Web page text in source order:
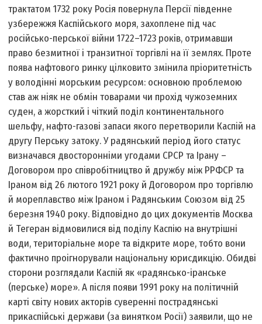
трактатом 1732 року Росія повернула Персії південне
узбережжя Каспійського моря, захоплене під час
російсько-перської війни 1722–1723 років, отримавши
право безмитної і транзитної торгівлі на її землях. Проте
поява нафтового ринку цілковито змінила пріоритетність
у володінні морським ресурсом: основною проблемою
став аж ніяк не обмін товарами чи прохід чужоземних
суден, а жорсткий і чіткий поділ континентального
шельфу, нафто-газові запаси якого перетворили Каспій на
другу Перську затоку. У радянський період його статус
визначався двосторонніми угодами СРСР та Ірану –
Договором про співробітництво й дружбу між РРФСР та
Іраном від 26 лютого 1921 року й Договором про торгівлю
й мореплавство між Іраном і Радянським Союзом від 25
березня 1940 року. Відповідно до цих документів Москва
й Тегеран відмовилися від поділу Каспію на внутрішні
води, територіальне море та відкрите море, тобто вони
фактично проігнорували національну юрисдикцію. Обидві
сторони розглядали Каспій як «радянсько-іранське
(перське) море». А після появи 1991 року на політичній
карті світу нових акторів суверенні пострадянські
прикаспійські держави (за винятком Росії) заявили, що не